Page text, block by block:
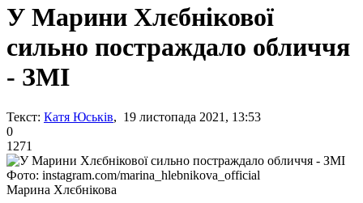
У Марини Хлєбнікової
сильно постраждало обличчя
- ЗМІ
Текст: Катя Юськів, 19 листопада 2021, 13:53
0
1271
Фото: instagram.com/marina_hlebnikova_official
Марина Хлєбнікова